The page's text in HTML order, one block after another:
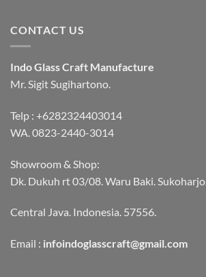
CONTACT US
Indo Glass Craft Manufacture
Mr. Sigit Sugihartono.
Telp : +6282324403014
WA.0823-2440-3014
Showroom & Shop:
Dk. Dukuh rt 03/08. Waru Baki. Sukoharjo.
Central Java. Indonesia. 57556.
Email : infoindoglasscraft@gmail.com